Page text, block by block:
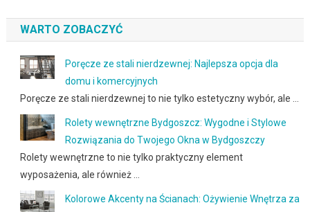
WARTO ZOBACZYĆ
Poręcze ze stali nierdzewnej: Najlepsza opcja dla
domu i komercyjnych
Poręcze ze stali nierdzewnej to nie tylko estetyczny wybór, ale …
Rolety wewnętrzne Bydgoszcz: Wygodne i Stylowe
Rozwiązania do Twojego Okna w Bydgoszczy
Rolety wewnętrzne to nie tylko praktyczny element
wyposażenia, ale również …
Kolorowe Akcenty na Ścianach: Ożywienie Wnętrza za